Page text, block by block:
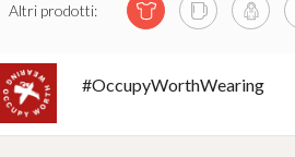
Altri prodotti:
#OccupyWorthWearing